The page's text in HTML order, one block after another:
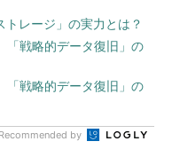
レージ」の実力とは？
「戦略的データ復旧」の
「戦略的データ復旧」の
Recommended by